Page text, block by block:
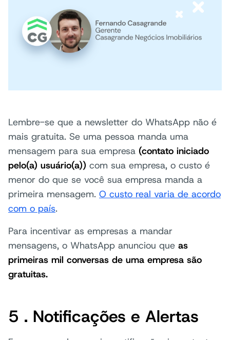
Lembre-se que a newsletter do WhatsApp não é
mais gratuita. Se uma pessoa manda uma
mensagem para sua empresa (contato iniciado
pelo(a) usuário(a)) com sua empresa, o custo é
menor do que se você sua empresa manda a
primeira mensagem. O custo real varia de acordo
com o país.
Para incentivar as empresas a mandar
mensagens, o WhatsApp anunciou que as
primeiras mil conversas de uma empresa são
gratuitas.
5 . Notificações e Alertas